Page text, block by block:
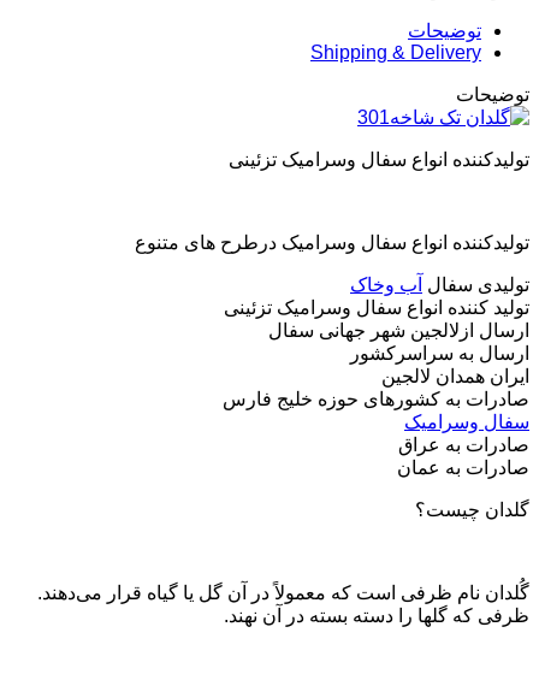
توضیحات
Shipping & Delivery
توضیحات
تولیدکننده انواع سفال وسرامیک تزئینی
تولیدکننده انواع سفال وسرامیک درطرح های متنوع
تولیدی سفال آب وخاک
تولید کننده انواع سفال وسرامیک تزئینی
ارسال ازلالجین شهر جهانی سفال
ارسال به سراسرکشور
ایران همدان لالجین
صادرات به کشورهای حوزه خلیج فارس
سفال وسرامیک
صادرات به عراق
صادرات به عمان
گلدان چیست؟
گُلدان نام ظرفی است که معمولاً در آن گل یا گیاه قرار می‌دهند.
ظرفی که گلها را دسته بسته در آن نهند.